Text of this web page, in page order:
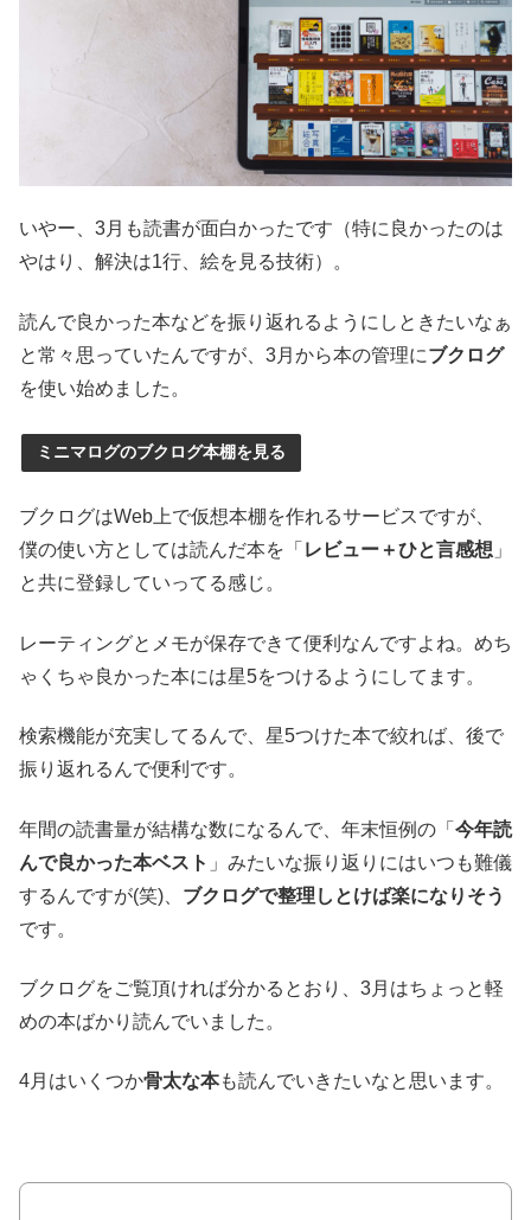
いやー、3月も読書が面白かったです（特に良かったのは
やはり、解決は1行、絵を見る技術）。
読んで良かった本などを振り返れるようにしときたいなぁ
と常々思っていたんですが、3月から本の管理にブクログ
を使い始めました。
ミニマログのブクログ本棚を見る
ブクログはWeb上で仮想本棚を作れるサービスですが、
僕の使い方としては読んだ本を「 レビュー＋ひと言感想 」
と共に登録していってる感じ。
レーティングとメモが保存できて便利なんですよね。めち
ゃくちゃ良かった本には星5をつけるようにしてます。
検索機能が充実してるんで、星5つけた本で絞れば、後で
振り返れるんで便利です。
年間の読書量が結構な数になるんで、年末恒例の「 今年読
んで良かった本ベスト 」みたいな振り返りにはいつも難儀
するんですが(笑)、 ブクログで整理しとけば楽になりそう
です。
ブクログをご覧頂ければ分かるとおり、3月はちょっと軽
めの本ばかり読んでいました。
4月はいくつか骨太な本も読んでいきたいなと思います。